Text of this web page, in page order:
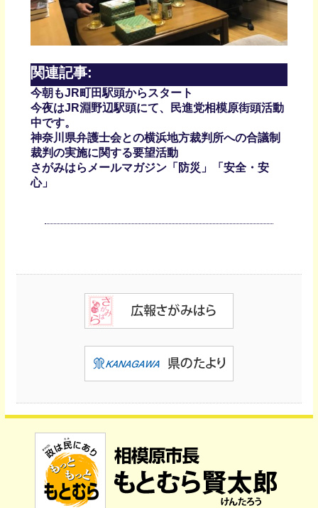
関連記事:
今朝もJR町田駅頭からスタート
今夜はJR淵野辺駅頭にて、民進党相模原街頭活動
中です。
神奈川県弁護士会との横浜地方裁判所への合議制
裁判の実施に関する要望活動
さがみはらメールマガジン「防災」「安全・安
心」